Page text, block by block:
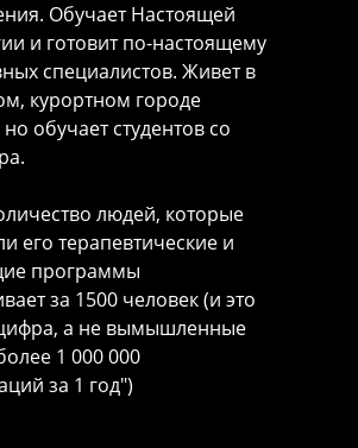
Обучает Настоящей
и готовит по-настоящему
специалистов. Живет в
курортном городе
обучает студентов со
людей, которые
его терапевтические и
программы
за 1500 человек (и это
а не вымышленные
1 000 000
за 1 год")
чем